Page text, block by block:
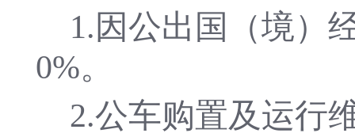
1.因公出国（境）
0%。
2.公车购置及运行